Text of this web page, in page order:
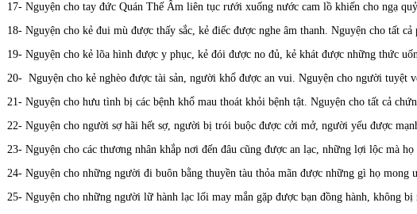
17- Nguyện cho tay đức Quán Thế Âm liên tục rưới xuống nước cam lồ khiến cho ngạ
18- Nguyện cho kẻ đui mù được thấy sắc, kẻ điếc được nghe âm thanh. Nguyện cho tất
19- Nguyện cho kẻ lõa hình được y phục, kẻ đói được no đủ, kẻ khát được những thức
20- Nguyện cho kẻ nghèo được tài sản, người khổ được an vui. Nguyện cho người tuyệt
21- Nguyện cho hưu tình bị các bệnh khổ mau thoát khỏi bệnh tật. Nguyện cho tất cả
22- Nguyện cho người sợ hãi hết sợ, người bị trói buộc được cởi mở, người yếu được
23- Nguyện cho các thương nhân khắp nơi đến đâu cũng được an lạc, những lợi lộc mà
24- Nguyện cho những người đi buôn bằng thuyền tàu thỏa mãn được những gì họ
25- Nguyện cho những người lữ hành lạc lối may mắn gặp được bạn đồng hành, không